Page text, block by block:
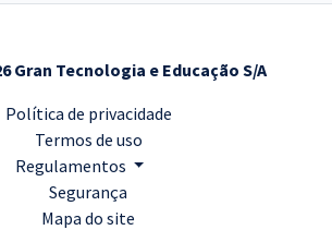
Gran Tecnologia e Educação S/A
Política de privacidade
Termos de uso
Regulamentos
Segurança
Mapa do site